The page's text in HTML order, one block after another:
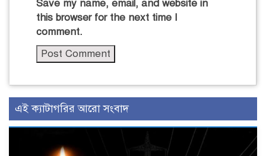
Save my name, email, and website in
this browser for the next time I
comment.
এই ক্যাটাগরির আরো সংবাদ